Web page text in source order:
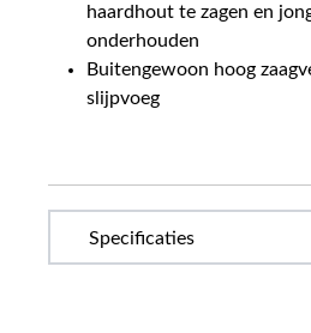
haardhout te zagen en
onderhouden
Buitengewoon hoog
slijpvoeg